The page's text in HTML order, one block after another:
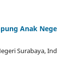
Anak
Surabaya,